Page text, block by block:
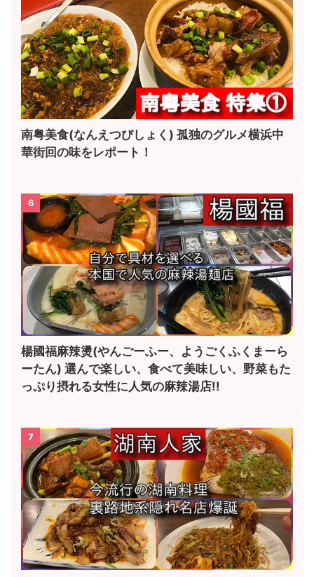
南粤美食(なんえつびしょく) 孤独のグルメ横浜中
華街回の味をレポート！
6
楊國福麻辣燙(やんごーふー、ようごくふくまーら
ーたん) 選んで楽しい、食べて美味しい、野菜もた
っぷり摂れる女性に人気の麻辣湯店!!
7